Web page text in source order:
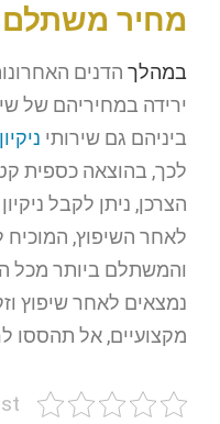
מחיר משתלם
במהלך הדנים
ירידה במחיריהם של
ביניהם גם שירותי
לכך, בהוצאה כספית
הצרכן, ניתן לקבל
לאחר השיפוץ, המוכיח
והמשתלם ביותר מכל
נמצאים לאחר שיפוץ
מקצועיים, אל תהססו